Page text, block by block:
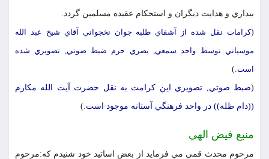
بيداري و هدايت ديگران و استحكام عقيده مسلمين گردد.
(كرامات نقل شده از آشفاي طلبه جوان نخجواني آقاي شيخ عبد الله
موسياني توسط واحد سمعي, بصري حرم ضبط صوتي, تصويري شده
است.)
(ضبط صوتي, تصويري اين كرامت به نقل حضرت آيت الله مكارم
((دام ظله)) در واحد فرهنگي آستانه موجود است.)
منبع فيض الهي
مرحوم محدث قمي مي فرمايد از بعض اساتيد خود شنيدم كه:مرحوم